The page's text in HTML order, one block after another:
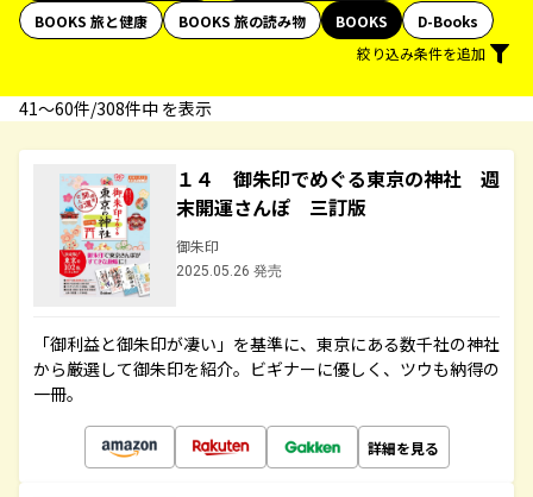
BOOKS 旅と健康
BOOKS 旅の読み物 BOOKS
D-Books
絞り込み条件を追加
41〜60件/308件中 を表示
１４ 御朱印でめぐる東京の神社 週
末開運さんぽ 三訂版
御朱印
2025.05.26 発売
「御利益と御朱印が凄い」を基準に、東京にある数千社の神社
から厳選して御朱印を紹介。ビギナーに優しく、ツウも納得の
一冊。
詳細を見る